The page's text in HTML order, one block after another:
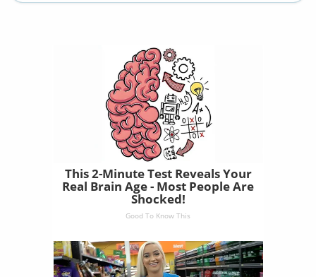
This 2-Minute Test Reveals Your
Real Brain Age - Most People Are
Shocked!
Good To Know This